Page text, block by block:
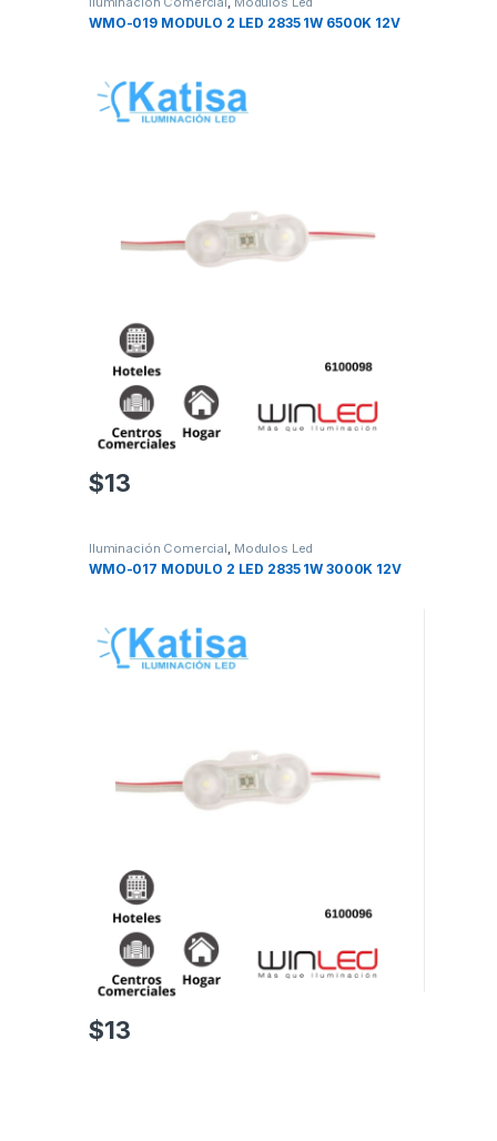
WMO-019 MODULO 2 LED 2835 1W 6500K 12V
$13
Iluminación Comercial, Modulos Led
WMO-017 MODULO 2 LED 2835 1W 3000K 12V
$13